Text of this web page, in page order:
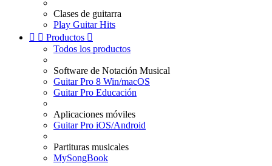
Clases de guitarra
Play Guitar Hits
  Productos 
Todos los productos
Software de Notación Musical
Guitar Pro 8 Win/macOS
Guitar Pro Educación
Aplicaciones móviles
Guitar Pro iOS/Android
Partituras musicales
MySongBook